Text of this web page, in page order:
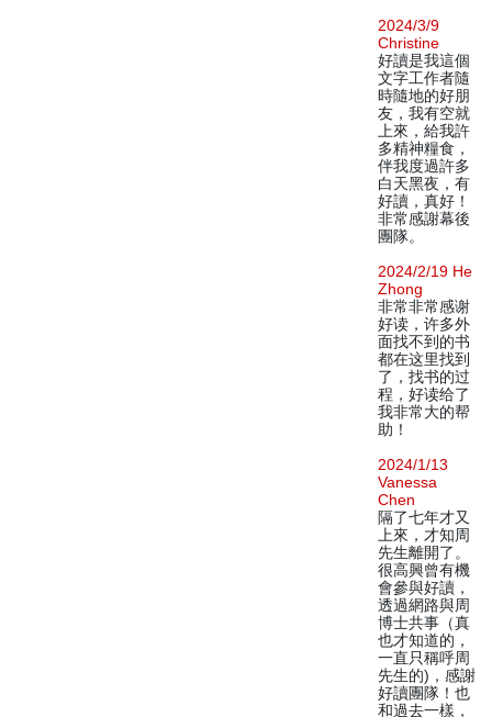
2024/3/9
Christine
好讀是我這個
文字工作者隨
時隨地的好朋
友，我有空就
上來，給我許
多精神糧食，
伴我度過許多
白天黑夜，有
好讀，真好！
非常感謝幕後
團隊。
2024/2/19 He
Zhong
非常非常感谢
好读，许多外
面找不到的书
都在这里找到
了，找书的过
程，好读给了
我非常大的帮
助！
2024/1/13
Vanessa
Chen
隔了七年才又
上來，才知周
先生離開了。
很高興曾有機
會參與好讀，
透過網路與周
博士共事（真
也才知道的，
一直只稱呼周
先生的)，感謝
好讀團隊！也
和過去一樣，